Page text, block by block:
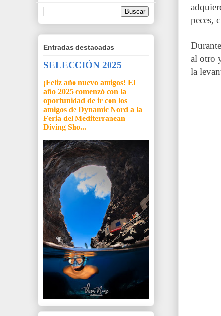
peces,
al otro
la
Entradas destacadas
SELECCIÓN 2025
¡Feliz año nuevo amigos! El
año 2025 comenzó con la
oportunidad de ir con los
amigos de Dynamic Nord a la
Feria del Mediterranean
Diving Sho...